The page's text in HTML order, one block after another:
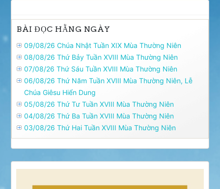
BÀI ĐỌC HẰNG NGÀY
09/08/26 Chúa Nhật Tuần XIX Mùa Thường Niên
08/08/26 Thứ Bảy Tuần XVIII Mùa Thường Niên
07/08/26 Thứ Sáu Tuần XVIII Mùa Thường Niên
06/08/26 Thứ Năm Tuần XVIII Mùa Thường Niên, Lễ
Chúa Giêsu Hiển Dung
05/08/26 Thứ Tư Tuần XVIII Mùa Thường Niên
04/08/26 Thứ Ba Tuần XVIII Mùa Thường Niên
03/08/26 Thứ Hai Tuần XVIII Mùa Thường Niên